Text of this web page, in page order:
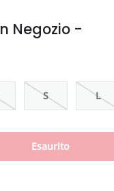
Negozio -
S L
Esaurito